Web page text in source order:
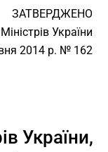
ЗАТВЕРДЖЕНО
України
2014 р. № 162
України,